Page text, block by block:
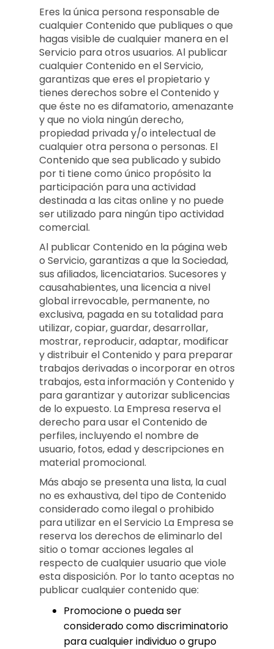
Eres la única persona responsable de
cualquier Contenido que publiques o que
hagas visible de cualquier manera en el
Servicio para otros usuarios. Al publicar
cualquier Contenido en el Servicio,
garantizas que eres el propietario y
tienes derechos sobre el Contenido y
que éste no es difamatorio, amenazante
y que no viola ningún derecho,
propiedad privada y/o intelectual de
cualquier otra persona o personas. El
Contenido que sea publicado y subido
por ti tiene como único propósito la
participación para una actividad
destinada a las citas online y no puede
ser utilizado para ningún tipo actividad
comercial.
Al publicar Contenido en la página web
o Servicio, garantizas a que la Sociedad,
sus afiliados, licenciatarios. Sucesores y
causahabientes, una licencia a nivel
global irrevocable, permanente, no
exclusiva, pagada en su totalidad para
utilizar, copiar, guardar, desarrollar,
mostrar, reproducir, adaptar, modificar
y distribuir el Contenido y para preparar
trabajos derivadas o incorporar en otros
trabajos, esta información y Contenido y
para garantizar y autorizar sublicencias
de lo expuesto. La Empresa reserva el
derecho para usar el Contenido de
perfiles, incluyendo el nombre de
usuario, fotos, edad y descripciones en
material promocional.
Más abajo se presenta una lista, la cual
no es exhaustiva, del tipo de Contenido
considerado como ilegal o prohibido
para utilizar en el Servicio La Empresa se
reserva los derechos de eliminarlo del
sitio o tomar acciones legales al
respecto de cualquier usuario que viole
esta disposición. Por lo tanto aceptas no
publicar cualquier contenido que:
Promocione o pueda ser
considerado como discriminatorio
para cualquier individuo o grupo